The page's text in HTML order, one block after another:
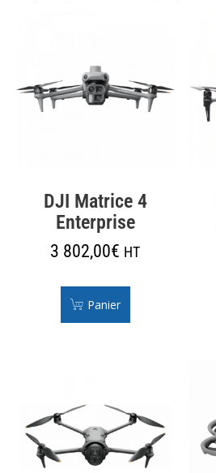
DJI Matrice 4
Enterprise
3 802,00€ HT
Panier